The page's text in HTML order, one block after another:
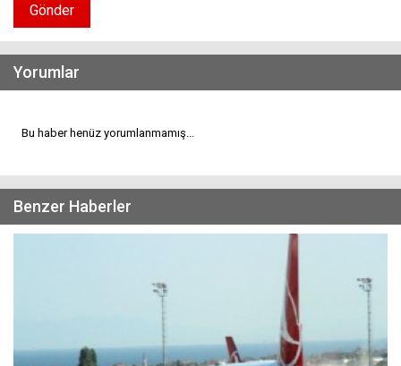
Gönder
Yorumlar
Bu haber henüz yorumlanmamış...
Benzer Haberler